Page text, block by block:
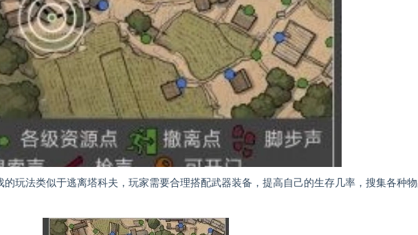
玩法类似于逃离塔科夫，玩家需要合理搭配武器装备，提高自己的生存几率，搜集各种